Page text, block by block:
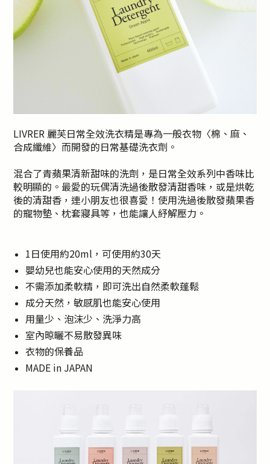
LIVRER 麗芙日常全效洗衣精是專為一般衣物〈棉、麻、
合成纖維〉而開發的日常基礎洗衣劑。
混合了青蘋果清新甜味的洗劑，是日常全效系列中香味比
較明顯的。最愛的玩偶清洗過後散發清甜香味，或是烘乾
後的清甜香，連小朋友也很喜愛！使用洗過後散發蘋果香
的寵物墊、枕套寢具等，也能讓人紓解壓力。
1日使用約20ml，可使用約30天
嬰幼兒也能安心使用的天然成分
不需添加柔軟精，即可洗出自然柔軟蓬鬆
成分天然，敏感肌也能安心使用
用量少、泡沫少、洗淨力高
室內晾曬不易散發異味
衣物的保養品
MADE in JAPAN